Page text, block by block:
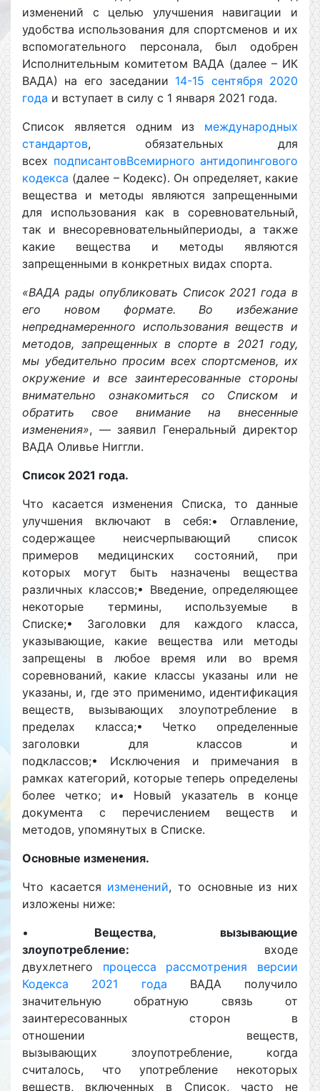
изменений с целью улучшения навигации и
удобства использования для спортсменов и их
вспомогательного персонала, был одобрен
Исполнительным комитетом ВАДА (далее – ИК
ВАДА) на его заседании 14-15 сентября 2020
года и вступает в силу с 1 января 2021 года.
Список является одним из международных
стандартов, обязательных для
всех подписантовВсемирного антидопингового
кодекса (далее – Кодекс). Он определяет, какие
вещества и методы являются запрещенными
для использования как в соревновательный,
так и внесоревновательныйпериоды, а также
какие вещества и методы являются
запрещенными в конкретных видах спорта.
«ВАДА радыопубликовать Список 2021 года в
его новом формате. Во избежание
непреднамеренного использования веществ и
методов, запрещенных в спорте в 2021 году,
мы убедительно просим всех спортсменов, их
окружение и все заинтересованные стороны
внимательно ознакомиться со Списком и
обратить свое внимание на внесенные
изменения», — заявил Генеральный директор
ВАДА Оливье Ниггли.
Список 2021 года.
Что касается изменения Списка, то данные
улучшения включают в себя:• Оглавление,
содержащее неисчерпывающий список
примеров медицинских состояний, при
которых могут быть назначены вещества
различных классов;• Введение, определяющее
некоторые термины, используемые в
Списке;• Заголовки для каждого класса,
указывающие, какие вещества или методы
запрещены в любое время или во время
соревнований, какие классы указаны или не
указаны, и, где это применимо, идентификация
веществ, вызывающих злоупотребление в
пределах класса;• Четко определенные
заголовки для классов и
подклассов;• Исключения и примечания в
рамках категорий, которые теперь определены
более четко; и• Новый указатель в конце
документа с перечислением веществ и
методов, упомянутых в Списке.
Основные изменения.
Что касается изменений, то основные из них
изложены ниже:
• Вещества, вызывающие
злоупотребление: входе
двухлетнего процесса рассмотрения версии
Кодекса 2021 года ВАДА получило
значительную обратную связь от
заинтересованных сторон в
отношении веществ,
вызывающих злоупотребление, когда
считалось, что употребление некоторых
веществ, включенных в Список, часто не